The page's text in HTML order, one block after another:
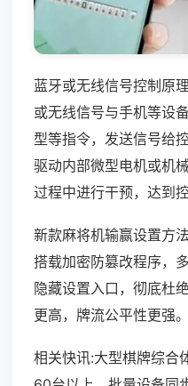
蓝牙或无线信号控制原
或无线信号与手机等设
型等指令，发送信号给
驱动内部微型电机或机
过程中进行干预，达到控
新款麻将机输赢设置方
搭载加密防篡改程序，
隐藏设置入口，彻底杜
更高，牌流公平性更强。
相关快讯:大型棋牌综合